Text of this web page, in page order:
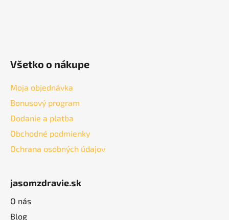
Všetko o nákupe
Moja objednávka
Bonusový program
Dodanie a platba
Obchodné podmienky
Ochrana osobných údajov
jasomzdravie.sk
O nás
Blog